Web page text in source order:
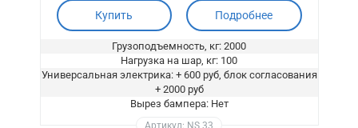
Купить Подробнее
Грузоподъемность, кг: 2000
Нагрузка на шар, кг: 100
Универсальная электрика: + 600 руб, блок согласования
+ 2000 руб
Вырез бампера: Нет